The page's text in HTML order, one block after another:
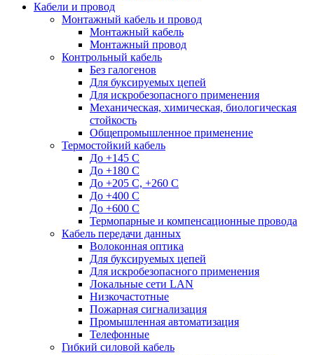
Кабели и провод
Монтажный кабель и провод
Монтажный кабель
Монтажный провод
Контрольный кабель
Без галогенов
Для буксируемых цепей
Для искробезопасного применения
Механическая, химическая, биологическая
стойкость
Общепромышленное применение
Термостойкий кабель
До +145 С
До +180 C
До +205 С, +260 С
До +400 C
До +600 С
Термопарные и компенсационные провода
Кабель передачи данных
Волоконная оптика
Для буксируемых цепей
Для искробезопасного применения
Локальные сети LAN
Низкочастотные
Пожарная сигнализация
Промышленная автоматизация
Телефонные
Гибкий силовой кабель